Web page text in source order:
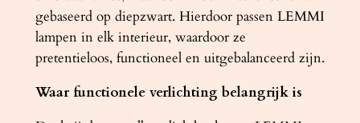
r
t
a
n
gebaseerd op diepzwart. Hierdoor passen LEMMI
lampen in elk interieur, waardoor ze
pretentieloos, functioneel en uitgebalanceerd zijn.
Waar functionele verlichting belangrijk is